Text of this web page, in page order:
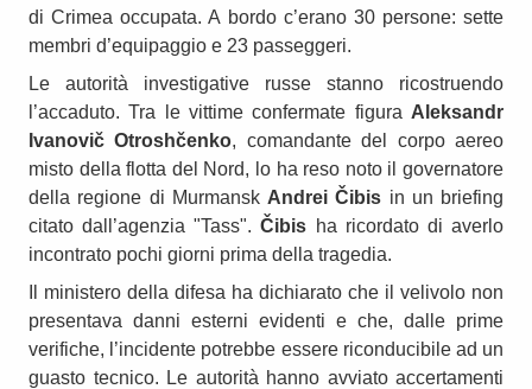
di Crimea occupata. A bordo c’erano 30 persone: sette
membri d’equipaggio e 23 passeggeri.
Le autorità investigative russe stanno ricostruendo
l’accaduto. Tra le vittime confermate figura Aleksandr
Ivanovič Otroshčenko, comandante del corpo aereo
misto della flotta del Nord, lo ha reso noto il governatore
della regione di Murmansk Andrei Čibis in un briefing
citato dall’agenzia "Tass".Čibis ha ricordato di averlo
incontrato pochi giorni prima della tragedia.
Il ministero della difesa ha dichiarato che il velivolo non
presentava danni esterni evidenti e che, dalle prime
verifiche, l’incidente potrebbe essere riconducibile ad un
guasto tecnico. Le autorità hanno avviato accertamenti